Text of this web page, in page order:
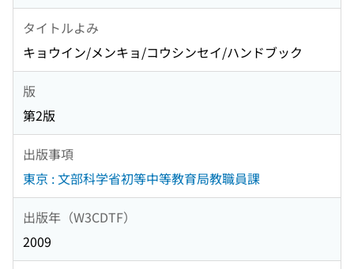
タイトルよみ
キョウイン/メンキョ/コウシンセイ/ハンドブック
版
第2版
出版事項
東京 : 文部科学省初等中等教育局教職員課
出版年（W3CDTF）
2009